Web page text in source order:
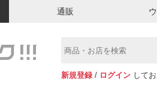
通販
新規登録 / ログイン して